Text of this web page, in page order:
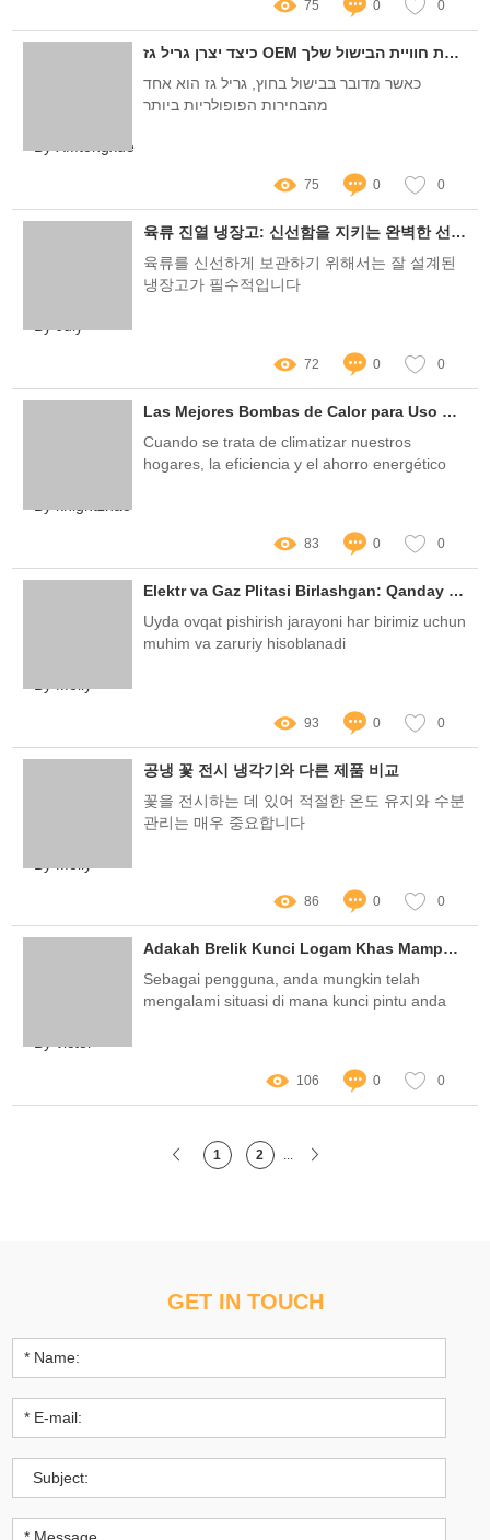
75 0 0
כיצד יצרן גריל גז OEM יכול לשפר את חוויית הבישול שלך?
כאשר מדובר בבישול בחוץ, גריל גז הוא אחד
מהבחירות הפופולריות ביותר
By XMtongxue
75 0 0
육류 진열 냉장고: 신선함을 지키는 완벽한 선택!
육류를 신선하게 보관하기 위해서는 잘 설계된
냉장고가 필수적입니다
72 0 0
Las Mejores Bombas de Calor para Uso Residencial: Eficiencia y Ahorro en Tu Hogar
Cuando se trata de climatizar nuestros
hogares, la eficiencia y el ahorro energético
83 0 0
Elektr va Gaz Plitasi Birlashgan: Qanday qilib tejash va qulaylik yaratish mumkin?
Uyda ovqat pishirish jarayoni har birimiz uchun
muhim va zaruriy hisoblanadi
93 0 0
공냉 꽃 전시 냉각기와 다른 제품 비교
꽃을 전시하는 데 있어 적절한 온도 유지와 수분
관리는 매우 중요합니다
86 0 0
Adakah Brelik Kunci Logam Khas Mampu Atasi Masalah Kunci Anda?
Sebagai pengguna, anda mungkin telah
mengalami situasi di mana kunci pintu anda
By victor
106 0 0
1 2 ...
GET IN TOUCH